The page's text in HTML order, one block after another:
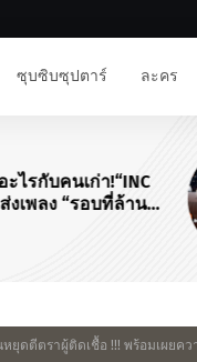
ซุบซิบซุปตาร์ ละคร
ไรกับคนเก่า!“INC
ส่งเพลง “รอบที่ล้าน
ดตีตราผู้ติดเชื้อ !!! พร้อมเผยคว